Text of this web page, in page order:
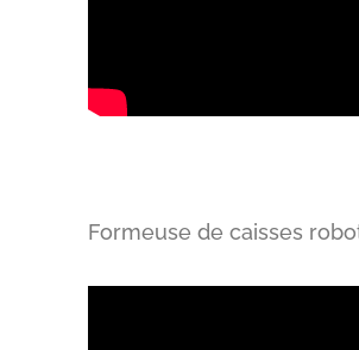
Formeuse de caisses